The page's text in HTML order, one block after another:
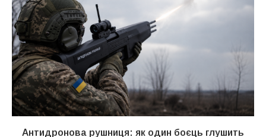
Антидронова рушниця: як один боєць глушить